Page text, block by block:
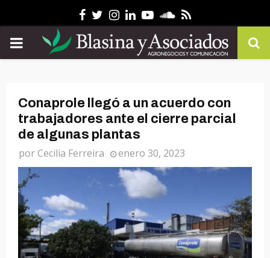
Facebook
Twitter
Instagram
Linkedin
YoutubeSoundcloud
Rss
PRIMARY
Conaprole llegó a un acuerdo con
trabajadores ante el cierre parcial
de algunas plantas
porCecilia Ferreira enero 30, 2023